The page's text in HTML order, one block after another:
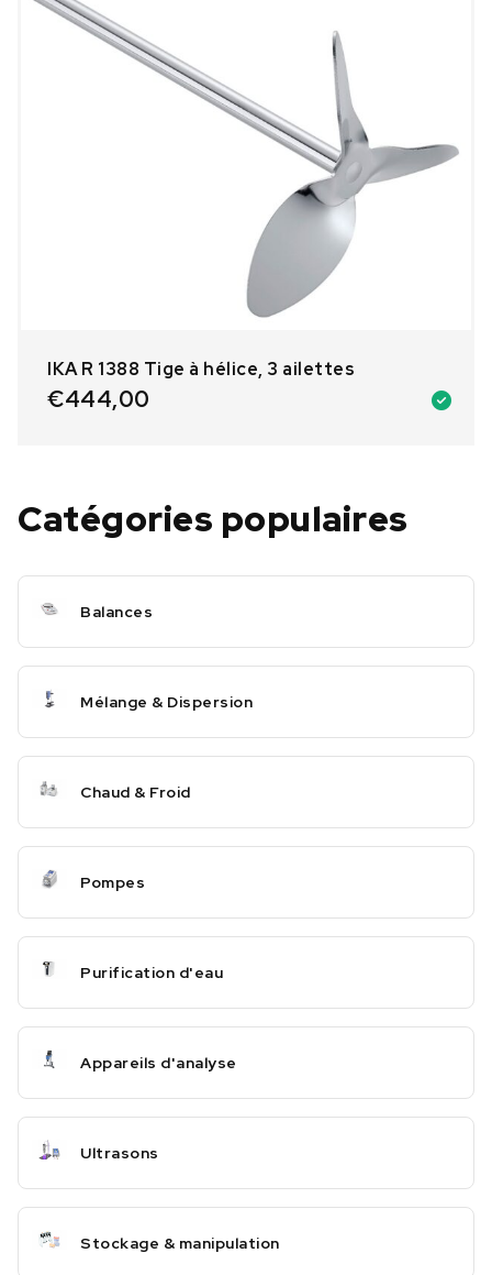
IKA R 1388 Tige à hélice, 3 ailettes
€444,00
Catégories populaires
Balances
Mélange & Dispersion
Chaud & Froid
Pompes
Purification d'eau
Appareils d'analyse
Ultrasons
Stockage & manipulation